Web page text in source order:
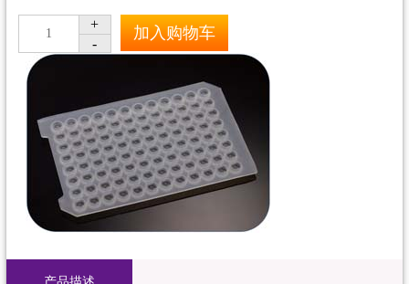
1
+
-
加入购物车